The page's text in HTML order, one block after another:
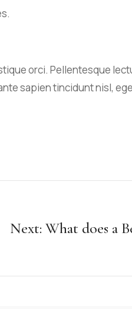
orci. Pellentesque
sapien tincidunt nisl,
Next: What does a